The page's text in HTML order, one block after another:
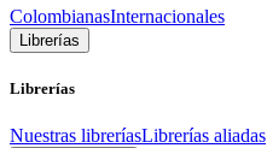
ColombianasInternacionales
Librerías
Librerías
Nuestras libreríasLibrerías aliadas